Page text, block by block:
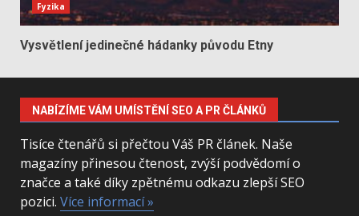
Fyzika
Vysvětlení jedinečné hádanky původu Etny
NABÍZÍME VÁM UMÍSTĚNÍ SEO A PR ČLÁNKŮ
Tisíce čtenářů si přečtou Váš PR článek. Naše
magazíny přinesou čtenost, zvýší podvědomí o
značce a také díky zpětnému odkazu zlepší SEO
pozici. Více informací »